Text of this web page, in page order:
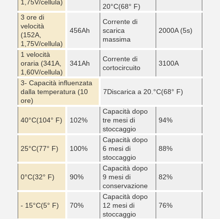
1,75V/cellula)
20°C(68° F)
3 ore di
velocità
(152A,
1,75V/cellula)
456Ah
Corrente di
scarica
massima
2000A (5s)
1 velocità
oraria (341A,
1,60V/cellula)
341Ah
Corrente di
cortocircuito
3100A
3- Capacità influenzata
dalla temperatura (10
ore)
7Discarica a 20. °C(68° F)
40°C(104° F) 102%
Capacità dopo
tre mesi di
stoccaggio
94%
25°C(77° F) 100%
Capacità dopo
6 mesi di
stoccaggio
88%
0°C(32° F) 90%
Capacità dopo
9 mesi di
conservazione
82%
- 15°C(5° F) 70%
Capacità dopo
12 mesi di
stoccaggio
76%